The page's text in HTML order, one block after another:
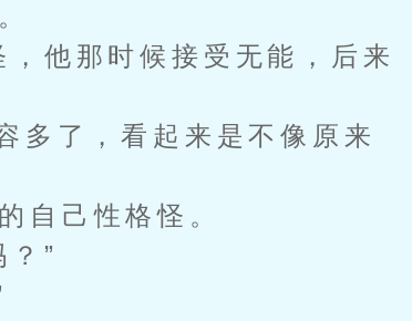
他那时候接受无能，后来
了，看起来是不像原来
己性格怪。
”